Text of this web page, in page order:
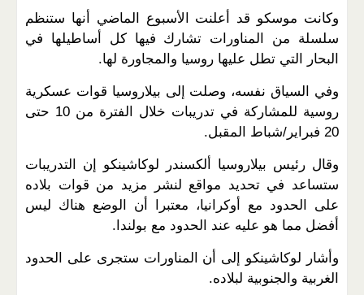
وكانت موسكو قد أعلنت الأسبوع الماضي أنها ستنظم
سلسلة من المناورات تشارك فيها كل أساطيلها في
البحار التي تطل عليها روسيا والمجاورة لها.
وفي السياق نفسه، وصلت إلى بيلاروسيا قوات عسكرية
روسية للمشاركة في تدريبات خلال الفترة من 10 حتى
20 فبراير/شباط المقبل.
وقال رئيس بيلاروسيا ألكسندر لوكاشينكو إن التدريبات
ستساعد في تحديد مواقع لنشر مزيد من قوات بلاده
على الحدود مع أوكرانيا، معتبرا أن الوضع هناك ليس
أفضل مما هو عليه عند الحدود مع بولندا.
وأشار لوكاشينكو إلى أن المناورات ستجرى على الحدود
الغربية والجنوبية لبلاده.